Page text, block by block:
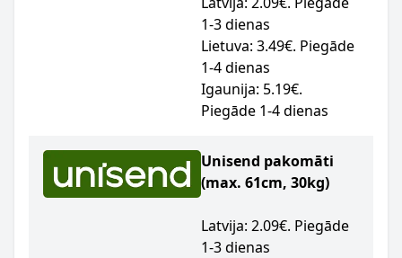
1-3 dienas
Lietuva: 3.49€. Piegāde
1-4 dienas
Igaunija: 5.19€.
Piegāde 1-4 dienas
Unisend pakomāti
(max. 61cm, 30kg)
Latvija: 2.09€. Piegāde
1-3 dienas